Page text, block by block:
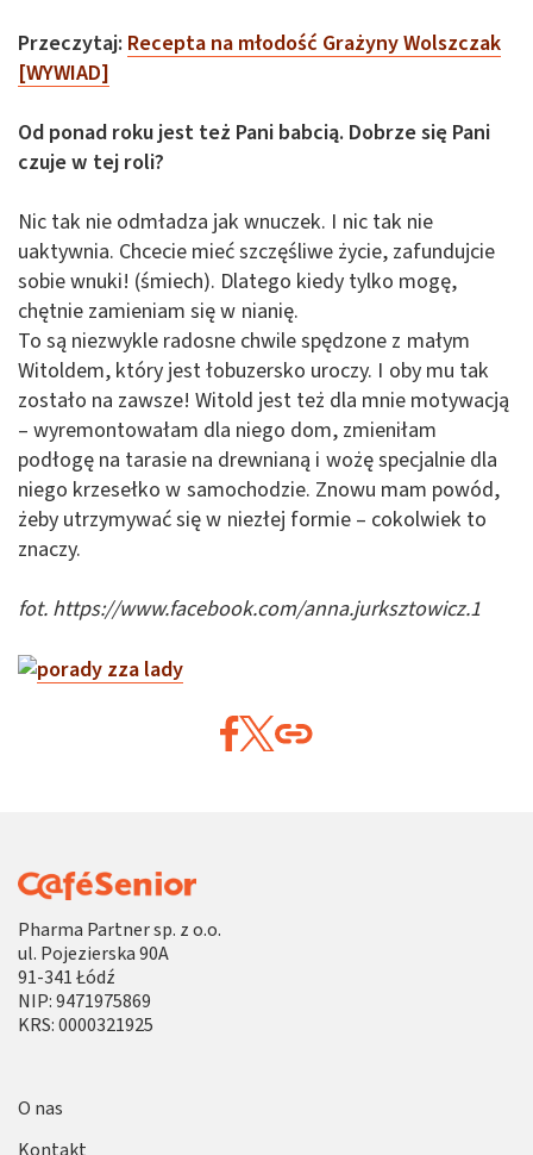
Przeczytaj: Recepta na młodość Grażyny Wolszczak
[WYWIAD]
Od ponad roku jest też Pani babcią. Dobrze się Pani
czuje w tej roli?
Nic tak nie odmładza jak wnuczek. I nic tak nie
uaktywnia. Chcecie mieć szczęśliwe życie, zafundujcie
sobie wnuki! (śmiech). Dlatego kiedy tylko mogę,
chętnie zamieniam się w nianię.
To są niezwykle radosne chwile spędzone z małym
Witoldem, który jest łobuzersko uroczy. I oby mu tak
zostało na zawsze! Witold jest też dla mnie motywacją
– wyremontowałam dla niego dom, zmieniłam
podłogę na tarasie na drewnianą i wożę specjalnie dla
niego krzesełko w samochodzie. Znowu mam powód,
żeby utrzymywać się w niezłej formie – cokolwiek to
znaczy.
fot. https://www.facebook.com/anna.jurksztowicz.1
Pharma Partner sp. z o.o.
ul. Pojezierska 90A
91-341 Łódź
NIP: 9471975869
KRS: 0000321925
O nas